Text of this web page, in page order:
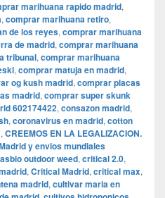
marihuana rapido madrid,
, comprar marihuana retiro,
de los reyes, comprar marihuana
de madrid, comprar marihuana
tribunal, comprar marihuana
, comprar matuja en madrid,
og kush madrid, comprar placas
madrid, comprar super skunk
602174422, consazon madrid,
, coronavirus en madrid, cotton
, CREEMOS EN LA LEGALIZACION.
y envios mundiales
outdoor weed, critical 2.0,
, Critical Madrid, critical max,
madrid, cultivar maria en